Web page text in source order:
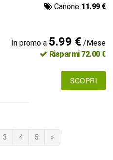
Canone11.99 €
In promo a 5.99 €/Mese
Risparmi 72.00 €
SCOPRI
3 4 5 »